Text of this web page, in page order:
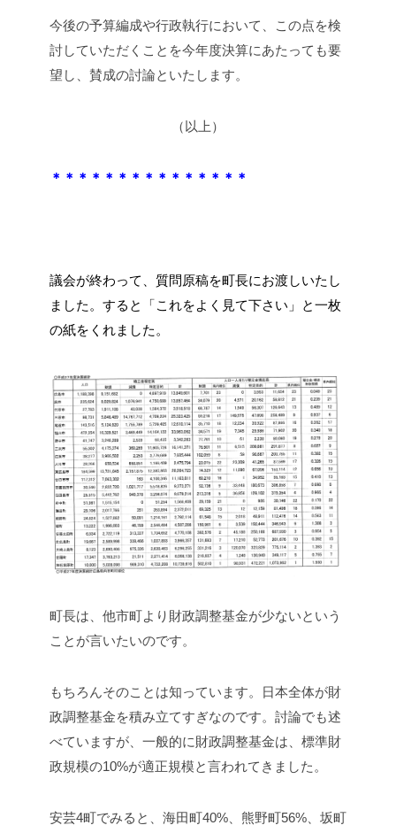
今後の予算編成や行政執行において、この点を検
討していただくことを今年度決算にあたっても要
望し、賛成の討論といたします。
（以上）
＊＊＊＊＊＊＊＊＊＊＊＊＊＊＊
議会が終わって、質問原稿を町長にお渡しいたし
ました。すると「これをよく見て下さい」と一枚
の紙をくれました。
町長は、他市町より財政調整基金が少ないという
ことが言いたいのです。
もちろんそのことは知っています。日本全体が財
政調整基金を積み立てすぎなのです。討論でも述
べていますが、一般的に財政調整基金は、標準財
政規模の10%が適正規模と言われてきました。
安芸4町でみると、海田町40%、熊野町56%、坂町